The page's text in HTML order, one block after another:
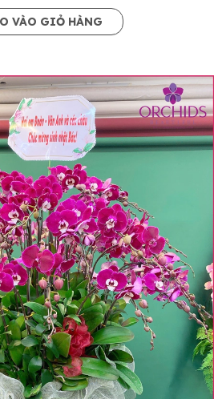
VÀO GIỎ HÀNG